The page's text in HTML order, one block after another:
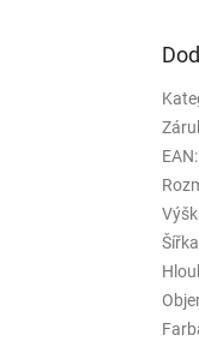
EAN:
Šířka